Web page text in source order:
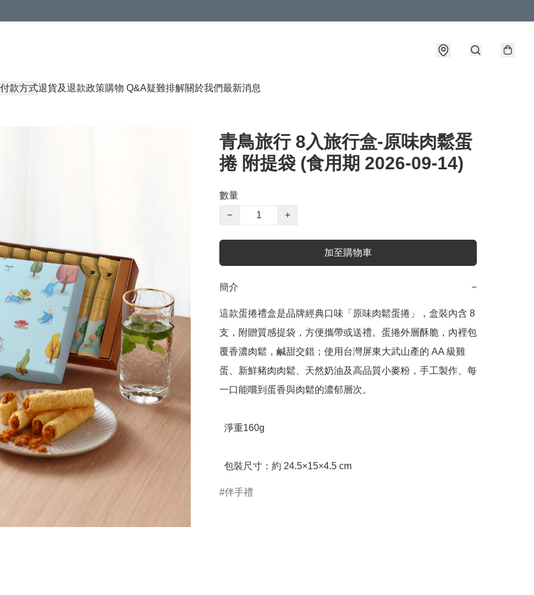
付款方式退貨及退款政策購物 Q&A疑難排解關於我們最新消息
青鳥旅行 8入旅行盒-原味肉鬆蛋
捲 附提袋 (食用期 2026-09-14)
數量
−
+
加至購物車
簡介 −
這款蛋捲禮盒是品牌經典口味「原味肉鬆蛋捲」，盒裝內含 8
支，附贈質感提袋，方便攜帶或送禮。蛋捲外層酥脆，內裡包
覆香濃肉鬆，鹹甜交錯；使用台灣屏東大武山產的 AA 級雞
蛋、新鮮豬肉肉鬆、天然奶油及高品質小麥粉，手工製作、每
一口能嚐到蛋香與肉鬆的濃郁層次。
  包裝尺寸：約 24.5×15×4.5 cm
伴手禮